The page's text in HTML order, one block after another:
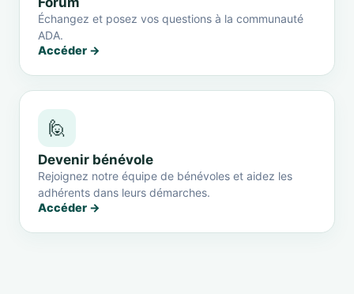
Échangez et posez vos questions à la communauté
ADA.
Accéder →
🙋
Devenir bénévole
Rejoignez notre équipe de bénévoles et aidez les
adhérents dans leurs démarches.
Accéder →